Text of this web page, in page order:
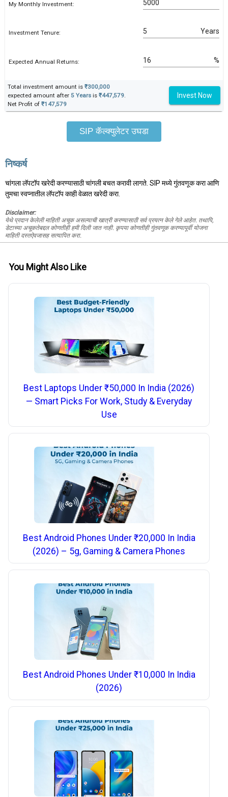
My Monthly Investment:
Investment Tenure: Years
Expected Annual Returns: %
Total investment amount is ₹300,000
expected amount after 5 Years is ₹447,579
Net Profit of ₹147,579
Invest Now
SIP कॅल्क्युलेटर उघडा
निष्कर्ष
चांगला लॅपटॉप खरेदी करण्यासाठी चांगली बचत करावी लागते. SIP मध्ये गुंतवणूक करा आणि
तुमचा स्वप्नातील लॅपटॉप काही वेळात खरेदी करा.
Disclaimer:
येथे प्रदान केलेली माहिती अचूक असल्याची खात्री करण्यासाठी सर्व प्रयत्न केले गेले आहेत. तथापि,
डेटाच्या अचूकतेबद्दल कोणतीही हमी दिली जात नाही. कृपया कोणतीही गुंतवणूक करण्यापूर्वी योजना
माहिती दस्तऐवजासह सत्यापित करा.
You Might Also Like
Best Laptops Under ₹50,000 In India (2026)
— Smart Picks For Work, Study & Everyday
Use
Best Android Phones Under ₹20,000 In India
(2026) – 5g, Gaming & Camera Phones
Best Android Phones Under ₹10,000 In India
(2026)